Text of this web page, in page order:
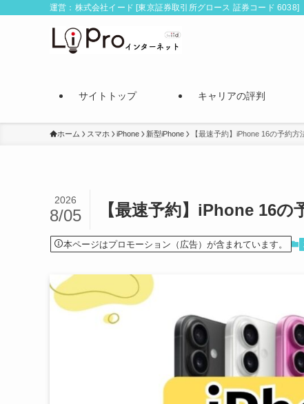
運営：株式会社イード [東京証券取引所グロース 証券コード 6038]
サイトトップ キャリアの評判
ホーム スマホ iPhone 新型iPhone 【最速予約】iPhone 16の予約
【最速予約】iPhone 16
2026
8/05
本ページはプロモーション（広告）が含まれています。